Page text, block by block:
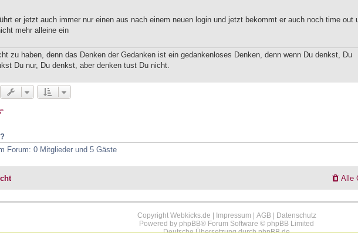
er jetzt auch immer nur einen aus nach einem neuen login und jetzt bekommt er auch noch time out
mehr alleine ein
zu haben, denn das Denken der Gedanken ist ein gedankenloses Denken, denn wenn Du denkst, Du
Du nur, Du denkst, aber denken tust Du nicht.
Forum: 0 Mitglieder und 5 Gäste
Alle
Copyright Webkicks.de | Impressum | AGB| Datenschutz
Powered by phpBB® Forum Software © phpBB Limited